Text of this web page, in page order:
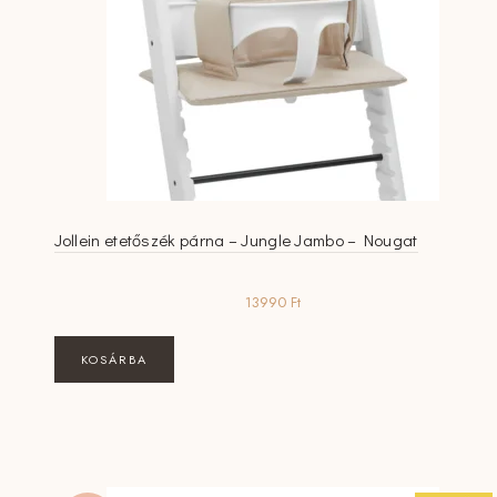
Jollein etetőszék párna – Jungle Jambo – Nougat
13990 Ft
KOSÁRBA